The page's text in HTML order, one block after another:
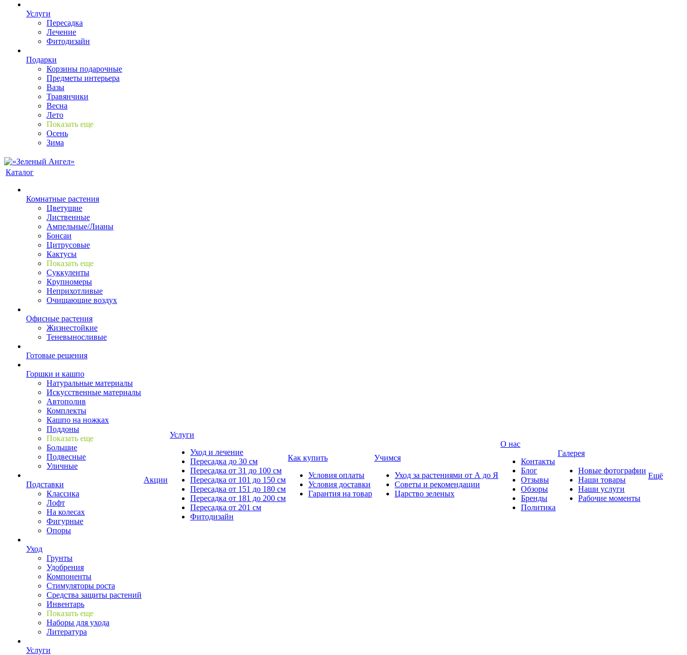
Услуги
Пересадка
Лечение
Фитодизайн
Подарки
Корзины подарочные
Предметы интерьера
Вазы
Травянчики
Весна
Лето
Показать еще
Осень
Зима
Каталог
Комнатные растения
Цветущие
Лиственные
Ампельные/Лианы
Бонсаи
Цитрусовые
Кактусы
Показать еще
Суккуленты
Крупномеры
Неприхотливые
Очищающие воздух
Офисные растения
Жизнестойкие
Теневыносливые
Готовые решения
Горшки и кашпо
Натуральные материалы
Искусственные материалы
Автополив
Комплекты
Кашпо на ножках
Поддоны
Показать еще
Большие
Подвесные
Уличные
Подставки
Классика
Лофт
На колесах
Фигурные
Опоры
Уход
Грунты
Удобрения
Компоненты
Стимуляторы роста
Средства защиты растений
Инвентарь
Показать еще
Наборы для ухода
Литература
Услуги
Акции
Услуги
Уход и лечение
Пересадка до 30 см
Пересадка от 31 до 100 см
Пересадка от 101 до 150 см
Пересадка от 151 до 180 см
Пересадка от 181 до 200 см
Пересадка от 201 см
Фитодизайн
Как купить
Условия оплаты
Условия доставки
Гарантия на товар
Учимся
Уход за растениями от А до Я
Советы и рекомендации
Царство зеленых
О нас
Контакты
Блог
Отзывы
Обзоры
Бренды
Политика
Галерея
Новые фотографии
Наши товары
Наши услуги
Рабочие моменты
Ещё